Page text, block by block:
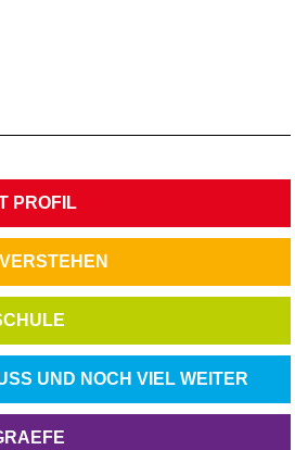
PROFIL
UND NOCH VIEL WEITER